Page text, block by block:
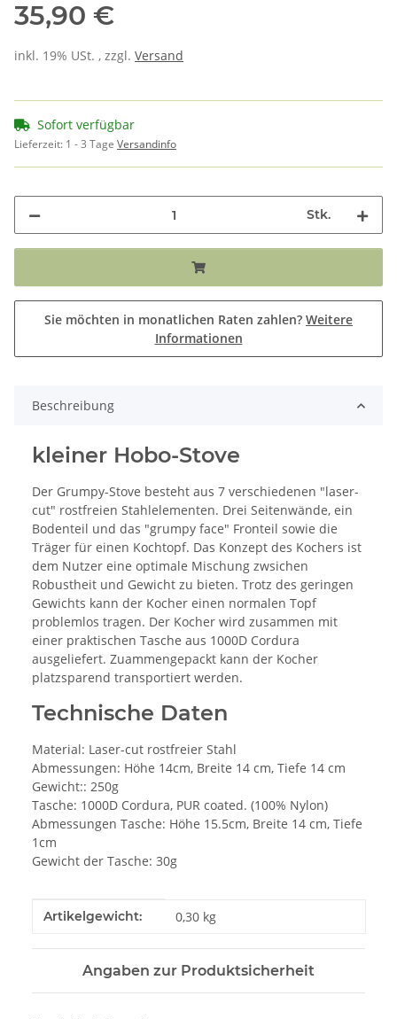
35,90 €
inkl. 19% USt. , zzgl. Versand
Sofort verfügbar
Lieferzeit: 1 - 3 Tage Versandinfo
Stk.
Sie möchten in monatlichen Raten zahlen? Weitere
Informationen
Beschreibung
kleiner Hobo-Stove
Der Grumpy-Stove besteht aus 7 verschiedenen "laser-
cut" rostfreien Stahlelementen. Drei Seitenwände, ein
Bodenteil und das "grumpy face" Fronteil sowie die
Träger für einen Kochtopf. Das Konzept des Kochers ist
dem Nutzer eine optimale Mischung zwsichen
Robustheit und Gewicht zu bieten. Trotz des geringen
Gewichts kann der Kocher einen normalen Topf
problemlos tragen. Der Kocher wird zusammen mit
einer praktischen Tasche aus 1000D Cordura
ausgeliefert. Zuammengepackt kann der Kocher
platzsparend transportiert werden.
Technische Daten
Material: Laser-cut rostfreier Stahl
Abmessungen: Höhe 14cm, Breite 14 cm, Tiefe 14 cm
Gewicht:: 250g
Tasche: 1000D Cordura, PUR coated. (100% Nylon)
Abmessungen Tasche: Höhe 15.5cm, Breite 14 cm, Tiefe
1cm
Gewicht der Tasche: 30g
Produkteigenschaft
Wert
Artikelgewicht: 0,30 kg
Angaben zur Produktsicherheit